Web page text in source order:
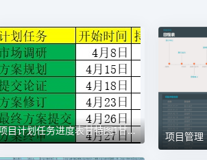
项目计划任务进度表甘特图1甘特图excel模板